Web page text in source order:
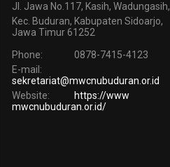
Jl. Jawa No.117, Kasih, Wadungasih,
Kec. Buduran, Kabupaten Sidoarjo,
Jawa Timur 61252
Phone:
0878-7415-4123
E-mail:
sekretariat@mwcnubuduran.or.id
Website:
https://www
mwcnubuduran.or.id/